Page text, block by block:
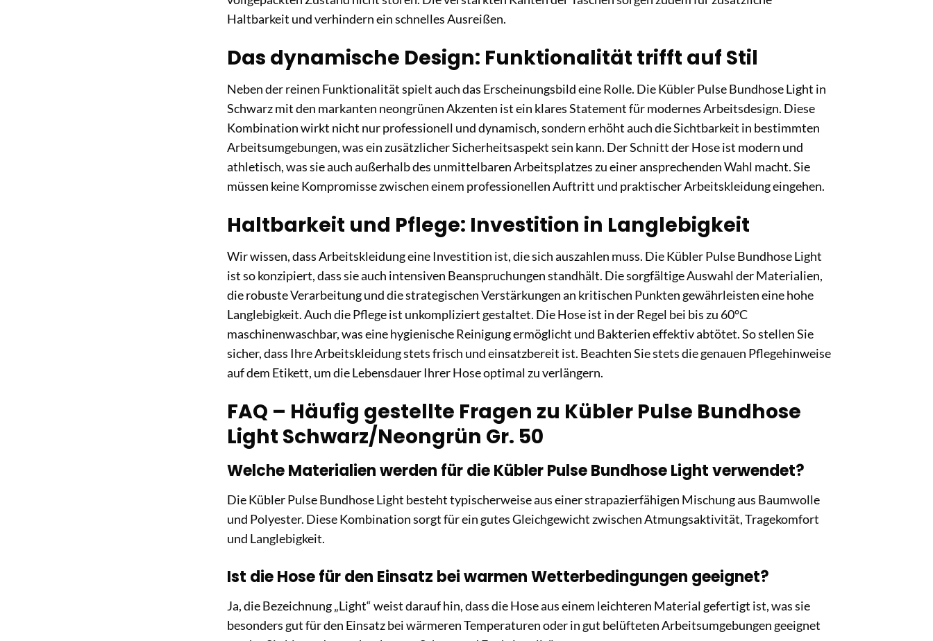
Haltbarkeit und verhindern ein schnelles Ausreißen.
Das dynamische Design: Funktionalität trifft auf Stil
Neben der reinen Funktionalität spielt auch das Erscheinungsbild eine Rolle. Die Kübler Pulse Bundhose Light in
Schwarz mit den markanten neongrünen Akzenten ist ein klares Statement für modernes Arbeitsdesign. Diese
Kombination wirkt nicht nur professionell und dynamisch, sondern erhöht auch die Sichtbarkeit in bestimmten
Arbeitsumgebungen, was ein zusätzlicher Sicherheitsaspekt sein kann. Der Schnitt der Hose ist modern und
athletisch, was sie auch außerhalb des unmittelbaren Arbeitsplatzes zu einer ansprechenden Wahl macht. Sie
müssen keine Kompromisse zwischen einem professionellen Auftritt und praktischer Arbeitskleidung eingehen.
Haltbarkeit und Pflege: Investition in Langlebigkeit
Wir wissen, dass Arbeitskleidung eine Investition ist, die sich auszahlen muss. Die Kübler Pulse Bundhose Light
ist so konzipiert, dass sie auch intensiven Beanspruchungen standhält. Die sorgfältige Auswahl der Materialien,
die robuste Verarbeitung und die strategischen Verstärkungen an kritischen Punkten gewährleisten eine hohe
Langlebigkeit. Auch die Pflege ist unkompliziert gestaltet. Die Hose ist in der Regel bei bis zu 60°C
maschinenwaschbar, was eine hygienische Reinigung ermöglicht und Bakterien effektiv abtötet. So stellen Sie
sicher, dass Ihre Arbeitskleidung stets frisch und einsatzbereit ist. Beachten Sie stets die genauen Pflegehinweise
auf dem Etikett, um die Lebensdauer Ihrer Hose optimal zu verlängern.
FAQ – Häufig gestellte Fragen zu Kübler Pulse Bundhose
Light Schwarz/Neongrün Gr. 50
Welche Materialien werden für die Kübler Pulse Bundhose Light verwendet?
Die Kübler Pulse Bundhose Light besteht typischerweise aus einer strapazierfähigen Mischung aus Baumwolle
und Polyester. Diese Kombination sorgt für ein gutes Gleichgewicht zwischen Atmungsaktivität, Tragekomfort
und Langlebigkeit.
Ist die Hose für den Einsatz bei warmen Wetterbedingungen geeignet?
Ja, die Bezeichnung „Light“ weist darauf hin, dass die Hose aus einem leichteren Material gefertigt ist, was sie
besonders gut für den Einsatz bei wärmeren Temperaturen oder in gut belüfteten Arbeitsumgebungen geeignet